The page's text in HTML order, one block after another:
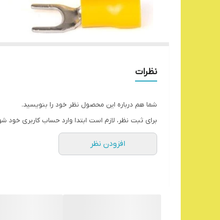
نظرات
شما هم درباره این محصول نظر خود را بنویسید.
برای ثبت نظر، لازم است ابتدا وارد حساب کاربری خود
افزودن نظر